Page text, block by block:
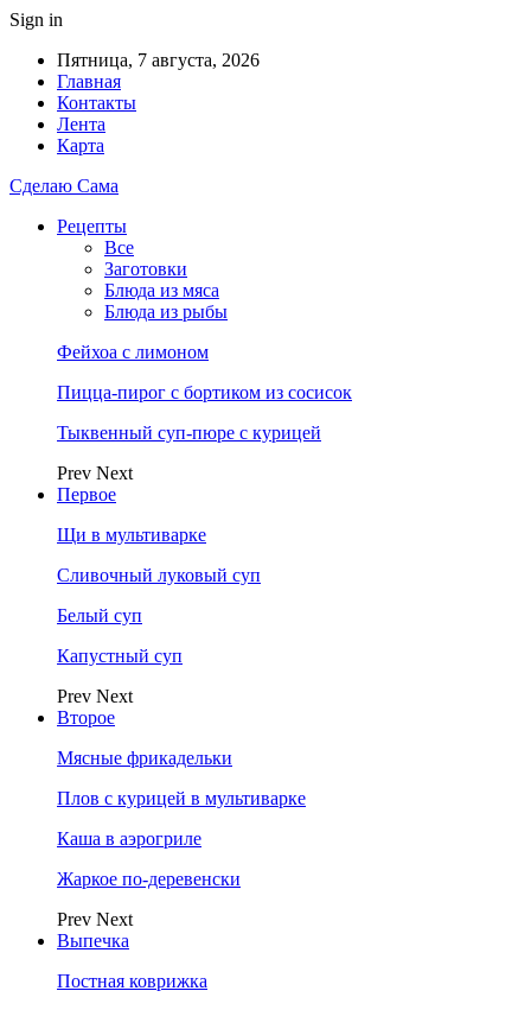
Sign in
Пятница, 7 августа, 2026
Главная
Контакты
Лента
Карта
Сделаю Сама
Рецепты
Все
Заготовки
Блюда из мяса
Блюда из рыбы
Фейхоа с лимоном
Пицца-пирог с бортиком из сосисок
Тыквенный суп-пюре с курицей
Prev Next
Первое
Щи в мультиварке
Сливочный луковый суп
Белый суп
Капустный суп
Prev Next
Второе
Мясные фрикадельки
Плов с курицей в мультиварке
Каша в аэрогриле
Жаркое по-деревенски
Prev Next
Выпечка
Постная коврижка